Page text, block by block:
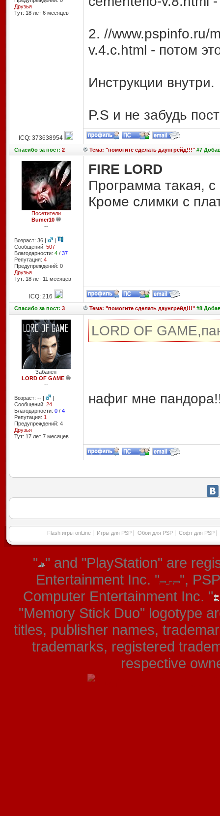
Друзья
Тут: 18 лет 6 месяцев
2. //www.pspinfo.ru/
v.4.c.html - потом
Инструкции внутри.
P.S и не забудь
ICQ: 373638954
Спасибоза пост: 2 Тема: "помогите сделать даунгрейд!!!"#7
Посетители
Bumer10
--
Возраст: 36 |
|
Сообщений: 507
Благодарности: 4/ 37
Репутация: 4
Предупреждений: 0
Друзья
Тут: 18 лет 11 месяцев
FIRE LORD
Программа такая,
Кроме слимки с
ICQ: 216
Спасибоза пост: 3 Тема: "помогите сделать даунгрейд!!!"#8
Забанен
LORD OF GAME
--
Возраст: -- |
|
Сообщений: 24
Благодарности: 0/ 4
Репутация: 1
Предупреждений: 4
Друзья
Тут: 17 лет 7 месяцев
LORD OF
нафиг мне
Flash игры onLine Игры для PSP Обои для PSP Софт для PSP
" " and "PlayStation" are
Entertainment Inc. "
",
Computer Entertainment Inc. "
"Memory Stick Duo" logotype
titles, publisher names,
trademarks, registered
respective